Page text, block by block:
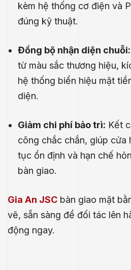
kèm hệ thống cơ điện và
đúng kỹ thuật.
Đồng bộ nhận diện chuỗi:
từ màu sắc thương hiệu,
hệ thống biển hiệu mặt
diện.
Giảm chi phí bảo trì: Kết
công chắc chắn, giúp cửa
tục ổn định và hạn chế
bàn giao.
Gia An JSC bàn giao mặt
vẽ, sẵn sàng để đối tác lên
động ngay.